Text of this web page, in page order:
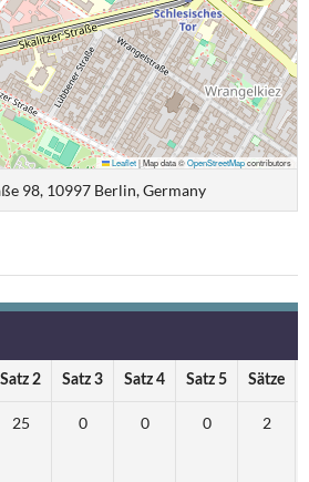
Leaflet|Map data ©OpenStreetMapcontributors
98, 10997 Berlin, Germany
Satz 2 Satz 3 Satz 4 Satz 5 Sätze
25 0 0 0 2